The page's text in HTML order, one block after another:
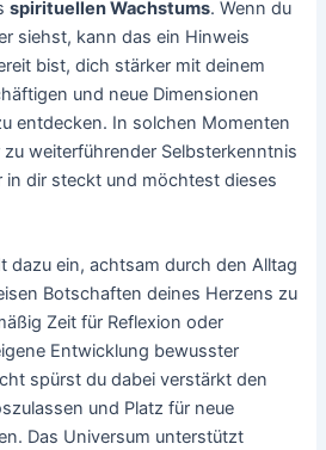
spirituellen Wachstums. Wenn du
siehst, kann das ein Hinweis
bist, dich stärker mit deinem
und neue Dimensionen
entdecken. In solchen Momenten
weiterführender Selbsterkenntnis
in dir steckt und möchtest dieses
dazu ein, achtsam durch den Alltag
Botschaften deines Herzens zu
Zeit für Reflexion oder
Entwicklung bewusster
spürst du dabei verstärkt den
und Platz für neue
Das Universum unterstützt